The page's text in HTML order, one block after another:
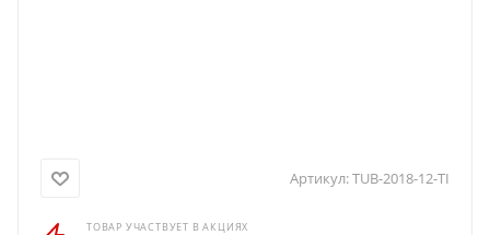
Артикул:TUB-2018-12-TI
ТОВАР УЧАСТВУЕТ В АКЦИЯХ